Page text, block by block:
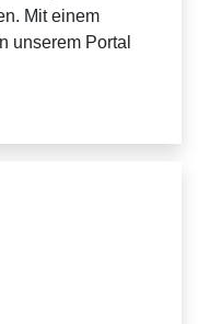
Mit einem
unserem Portal